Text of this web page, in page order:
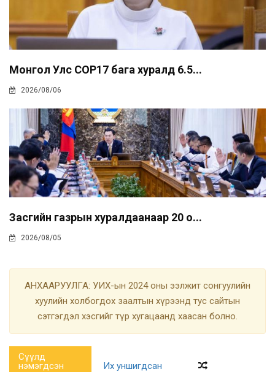
Монгол Улс COP17 бага хуралд 6.5...
2026/08/06
Засгийн газрын хуралдаанаар 20 о...
2026/08/05
АНХААРУУЛГА: УИХ-ын 2024 оны ээлжит сонгуулийн
хуулийн холбогдох заалтын хүрээнд тус сайтын
сэтгэгдэл хэсгийг түр хугацаанд хаасан болно.
Сүүлд
нэмэгдсэн
Их уншигдсан